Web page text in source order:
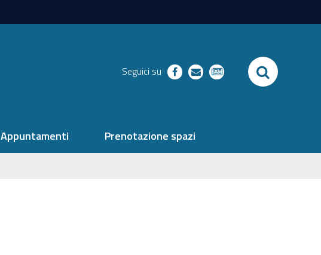
Seguici su facebookrichiestenewsletter SEARCH
Appuntamenti Prenotazione spazi